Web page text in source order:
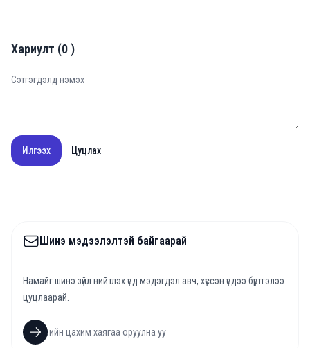
Хариулт (0)
Илгээх Цуцлах
Шинэ мэдээлэлтэй байгаарай
Намайг шинэ зүйл нийтлэх үед мэдэгдэл авч, хүссэн үедээ бүртгэлээ
цуцлаарай.